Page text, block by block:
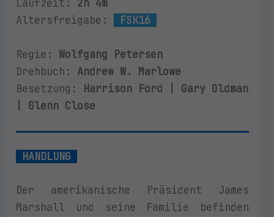
Laufzeit: 2h 4m
Altersfreigabe:
FSK16
Regie:Wolfgang Petersen
Drehbuch: Andrew W. Marlowe
Besetzung: Harrison Ford | Gary Oldman
| Glenn Close
HANDLUNG
Der amerikanische Präsident James
Marshall und seine Familie befinden